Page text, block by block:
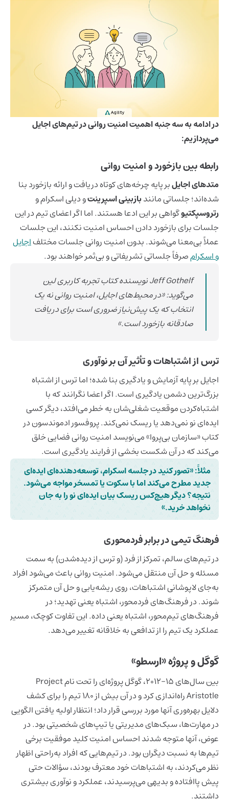
در ادامه به سه جنبه اهمیت امنیت روانی در تیم‌های اجایل
می‌پردازیم:
رابطه بین بازخورد و امنیت روانی
متدهای اجایلبر پایه چرخه‌های کوتاه دریافت و ارائه بازخورد بنا
شده‌اند؛ جلساتی مانندبازبینی اسپرینتو دیلی اسکرام و
رتروسپکتیوگواهی بر این ادعا هستند. اما اگر اعضای تیم در این
جلسات برای بازخورد دادن احساس امنیت نکنند، این جلسات
عملاً بی‌معنا می‌شوند. بدون امنیت روانی جلسات مختلفاجایل
و اسکرامصرفاً جلساتی تشریفاتی و بی‌ثمر خواهند بود.
Jeff Gothelf نویسنده کتاب تجربه کاربری لین
می‌گوید: «در محیط‌های اجایل، امنیت روانی نه یک
انتخاب که یک پیش‌نیاز ضروری است برای دریافت
صادقانه بازخورد است.»
ترس از اشتباهات و تأثیر آن بر نوآوری
اجایل بر پایه آزمایش و یادگیری بنا شده؛ اما ترس از اشتباه
بزرگ‌ترین دشمن یادگیری است. اگر اعضا نگرانند که با
اشتباه‌کردن موقعیت شغلی‌شان به خطر می‌افتد، دیگر کسی
ایده‌ای نو نمی‌دهد یا ریسک نمی‌کند. پروفسور ادموندسون در
کتاب «سازمان بی‌پروا» می‌نویسد امنیت روانی فضایی خلق
می‌‌کند که در آن شکست بخشی از فرایند یادگیری است.
مثلاً:«تصور کنید در جلسه اسکرام، توسعه‌دهنده‌ای ایده‌ای
جدید مطرح می‌کند اما با سکوت یا تمسخر مواجه می‌شود.
نتیجه؟ دیگر هیچ‌کس ریسک بیان ایده‌ای نو را به جان
نخواهد خرید.»
فرهنگ تیمی در برابر فردمحوری
در تیم‌های سالم، تمرکز از فرد (و ترس از دیده‌شدن) به سمت
مسئله و حل آن منتقل می‌شود. امنیت روانی باعث می‌شود افراد
به‌جای لاپوشانی اشتباهات، روی ریشه‌یابی و حل آن متمرکز
شوند.در فرهنگ‌های فردمحور، اشتباه یعنی تهدید؛ در
فرهنگ‌های تیم‌محور، اشتباه یعنی داده.این تفاوت کوچک، مسیر
عملکرد یک تیم را از تدافعی به خلاقانه تغییر می‌دهد.
گوگل و پروژه «ارسطو»
بین سال‌های 15-2012، گوگل پروژه‌ای را تحت نام Project
Aristotle راه‌اندازی کرد و در آن بیش از 180 تیم را برای کشف
دلایل بهره‌وری آنها مورد بررسی قرار داد؛ انتظار اولیه یافتن الگویی
در مهارت‌ها، سبک‌های مدیریتی یا تیپ‌های شخصیتی بود. در
عوض، آنها متوجه شدند احساس امنیت کلید موفقیت برخی
تیم‌ها به نسبت دیگران بود. در تیم‌هایی که افراد به‌راحتی اظهار
نظر می‌کردند، به اشتباهات خود معترف بودند، سؤالات حتی
پیش پا‌افتاده و بدیهی می‌پرسیدند، عملکرد و نوآوری بیشتری
داشتند.